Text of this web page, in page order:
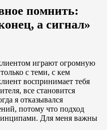
помнить:
а сигнал»
играют огромную
с теми, с кем
воспринимает тебя
все становится
я отказывался
потому что подход
Для меня важны